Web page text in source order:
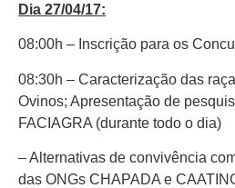
Dia 27/04/17:
08:00h – Inscrição para os
08:30h – Caracterização das
Ovinos; Apresentação de
FACIAGRA (durante todo o dia)
– Alternativas de convivência
das ONGs CHAPADA e